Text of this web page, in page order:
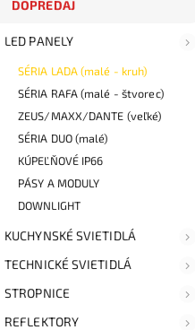
DOPREDAJ
LED PANELY
SÉRIA LADA (malé - kruh)
SÉRIA RAFA (malé - štvorec)
ZEUS/MAXX/DANTE (veľké)
SÉRIA DUO (malé)
KÚPEĽŇOVÉ IP66
PÁSY A MODULY
DOWNLIGHT
KUCHYNSKÉ SVIETIDLÁ
TECHNICKÉ SVIETIDLÁ
STROPNICE
REFLEKTORY